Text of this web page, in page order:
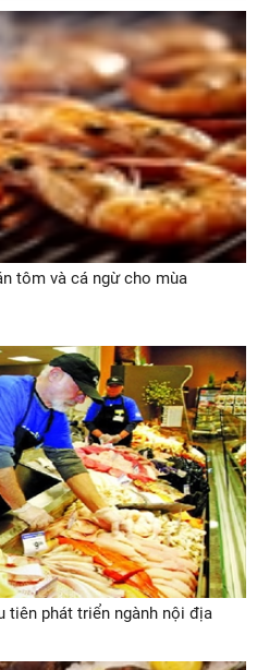
tôm và cá ngừ cho mùa
tiên phát triển ngành nội địa